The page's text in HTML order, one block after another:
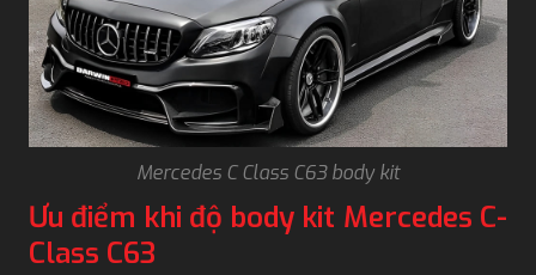
Mercedes C Class C63 body kit
Ưu điểm khi độ body kit Mercedes C-
Class C63